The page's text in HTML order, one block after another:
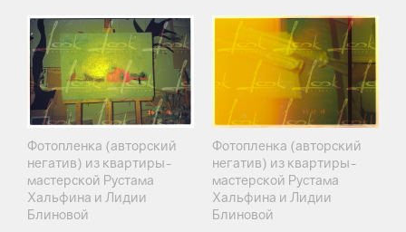
Фотопленка (авторский
негатив) из квартиры-
мастерской Рустама
Хальфина и Лидии
Блиновой
Фотопленка (авторский
негатив) из квартиры-
мастерской Рустама
Хальфина и Лидии
Блиновой